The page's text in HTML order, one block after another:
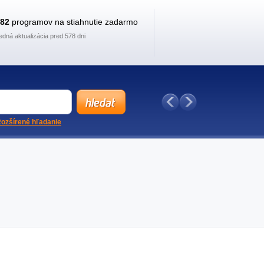
programov na stiahnutie zadarmo
aktualizácia pred 578 dni
hľadanie